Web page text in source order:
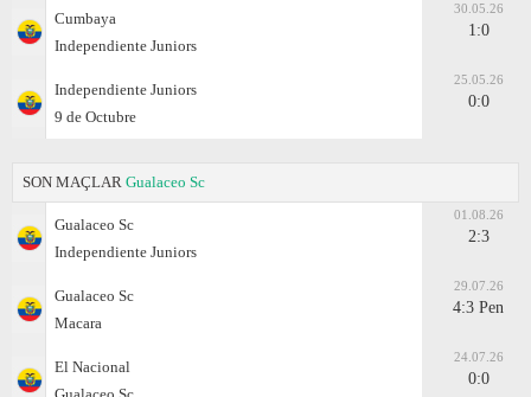
Cumbaya
Independiente Juniors
30.05.26
1:0
Independiente Juniors
9 de Octubre
25.05.26
0:0
SON MAÇLAR Gualaceo Sc
Gualaceo Sc
Independiente Juniors
01.08.26
2:3
Gualaceo Sc
Macara
29.07.26
4:3 Pen
El Nacional
24.07.26
0:0